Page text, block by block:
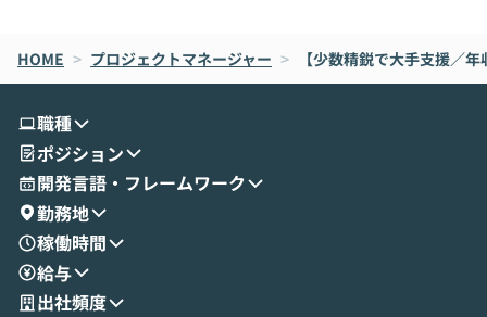
oworkの基本的な機能をご紹介いただきま
す。 続く公開デモでは、実際にCoworkを
せいただきます。数分でワークフローが完
成する手軽さや、Gmail等の外部サービス
とセキュアに連携できるポイントなど、実
演を通じて具体的なイメージをお届けしま
す。 後半のディスカッションでは、セキュ
リティの考え方や社内導入の進め方など、
現場目線でさらに深掘りしていきます。
「自分の業務をAIで自動化してみたいけ
は、LLMのフル
ント構築の最前
HOME > プロジェクトマネージャー > 【少数精鋭で大手支援／
職種
ポジション
開発言語・フレームワーク
勤務地
稼働時間
給与
出社頻度